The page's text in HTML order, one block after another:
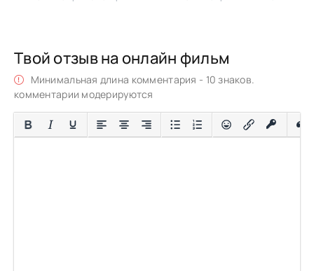
Твой отзыв на онлайн фильм
Минимальная длина комментария - 10 знаков.
комментарии модерируются